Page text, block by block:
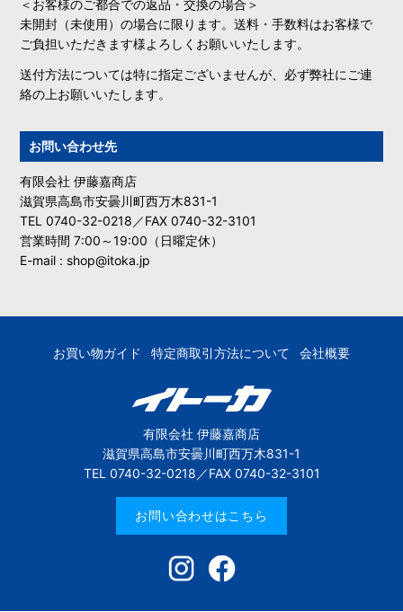
＜お客様のご都合での返品・交換の場合＞
未開封（未使用）の場合に限ります。送料・手数料はお客様で
ご負担いただきます様よろしくお願いいたします。
送付方法については特に指定ございませんが、必ず弊社にご連
絡の上お願いいたします。
お問い合わせ先
有限会社 伊藤嘉商店
滋賀県高島市安曇川町西万木831-1
TEL 0740-32-0218／FAX 0740-32-3101
営業時間 7:00～19:00（日曜定休）
E-mail : shop@itoka.jp
お買い物ガイド 特定商取引方法について 会社概要
有限会社 伊藤嘉商店
滋賀県高島市安曇川町西万木831-1
TEL 0740-32-0218／FAX 0740-32-3101
お問い合わせはこちら